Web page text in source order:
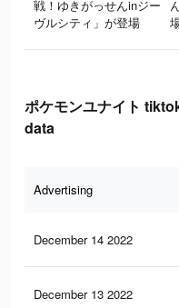
戦！ゆきがっせんinジー
ヴルシティ」が登場
ポケモンユナイト
data
Advertising
December 14 2022
December 13 2022